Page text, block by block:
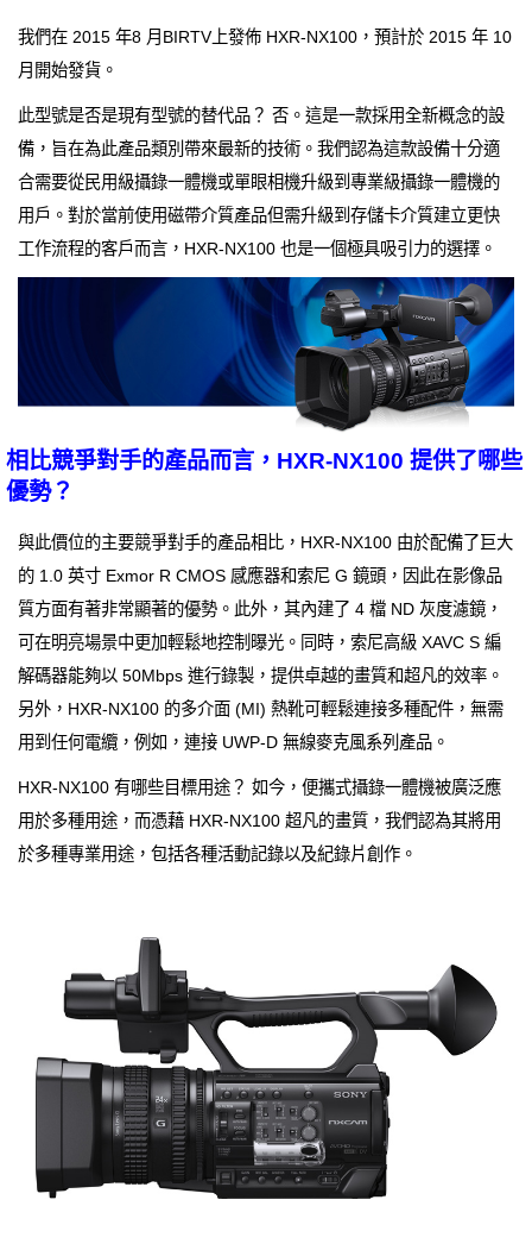
我們在 2015 年8 月BIRTV上發佈 HXR-NX100，預計於 2015 年 10
月開始發貨。
此型號是否是現有型號的替代品？ 否。這是一款採用全新概念的設
備，旨在為此產品類別帶來最新的技術。我們認為這款設備十分適
合需要從民用級攝錄一體機或單眼相機升級到專業級攝錄一體機的
用戶。對於當前使用磁帶介質產品但需升級到存儲卡介質建立更快
工作流程的客戶而言，HXR-NX100 也是一個極具吸引力的選擇。
相比競爭對手的產品而言，HXR-NX100 提供了哪些
優勢？
與此價位的主要競爭對手的產品相比，HXR-NX100 由於配備了巨大
的 1.0 英寸 Exmor R CMOS 感應器和索尼 G 鏡頭，因此在影像品
質方面有著非常顯著的優勢。此外，其內建了 4 檔 ND 灰度濾鏡，
可在明亮場景中更加輕鬆地控制曝光。同時，索尼高級 XAVC S 編
解碼器能夠以 50Mbps 進行錄製，提供卓越的畫質和超凡的效率。
另外，HXR-NX100 的多介面 (MI) 熱靴可輕鬆連接多種配件，無需
用到任何電纜，例如，連接 UWP-D 無線麥克風系列產品。
HXR-NX100 有哪些目標用途？ 如今，便攜式攝錄一體機被廣泛應
用於多種用途，而憑藉 HXR-NX100 超凡的畫質，我們認為其將用
於多種專業用途，包括各種活動記錄以及紀錄片創作。